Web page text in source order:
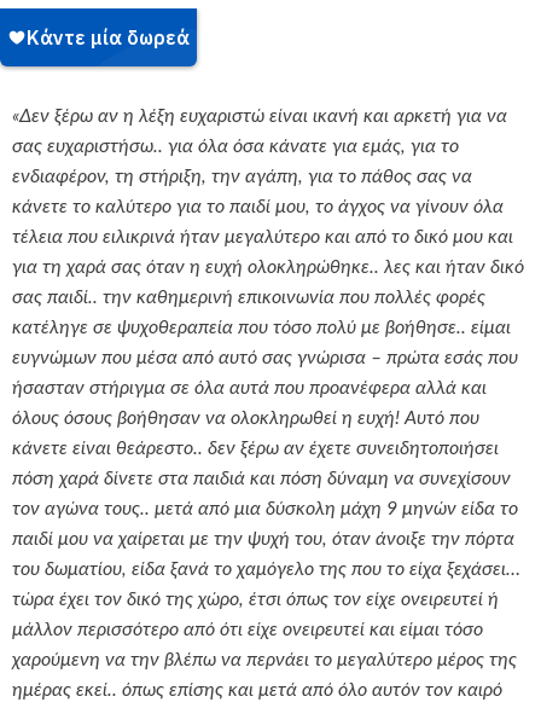
«Δεν ξέρω αν η λέξη ευχαριστώ είναι ικανή και αρκετή για να
σας ευχαριστήσω.. για όλα όσα κάνατε για εμάς, για το
ενδιαφέρον, τη στήριξη, την αγάπη, για το πάθος σας να
κάνετε το καλύτερο για το παιδί μου, το άγχος να γίνουν όλα
τέλεια που ειλικρινά ήταν μεγαλύτερο και από το δικό μου και
για τη χαρά σας όταν η ευχή ολοκληρώθηκε.. λες και ήταν δικό
σας παιδί.. την καθημερινή επικοινωνία που πολλές φορές
κατέληγε σε ψυχοθεραπεία που τόσο πολύ με βοήθησε.. είμαι
ευγνώμων που μέσα από αυτό σας γνώρισα – πρώτα εσάς που
ήσασταν στήριγμα σε όλα αυτά που προανέφερα αλλά και
όλους όσους βοήθησαν να ολοκληρωθεί η ευχή! Αυτό που
κάνετε είναι θεάρεστο.. δεν ξέρω αν έχετε συνειδητοποιήσει
πόση χαρά δίνετε στα παιδιά και πόση δύναμη να συνεχίσουν
τον αγώνα τους.. μετά από μια δύσκολη μάχη 9 μηνών είδα το
παιδί μου να χαίρεται με την ψυχή του, όταν άνοιξε την πόρτα
του δωματίου, είδα ξανά το χαμόγελο της που το είχα ξεχάσει…
τώρα έχει τον δικό της χώρο, έτσι όπως τον είχε ονειρευτεί ή
μάλλον περισσότερο από ότι είχε ονειρευτεί και είμαι τόσο
χαρούμενη να την βλέπω να περνάει το μεγαλύτερο μέρος της
ημέρας εκεί.. όπως επίσης και μετά από όλο αυτόν τον καιρό